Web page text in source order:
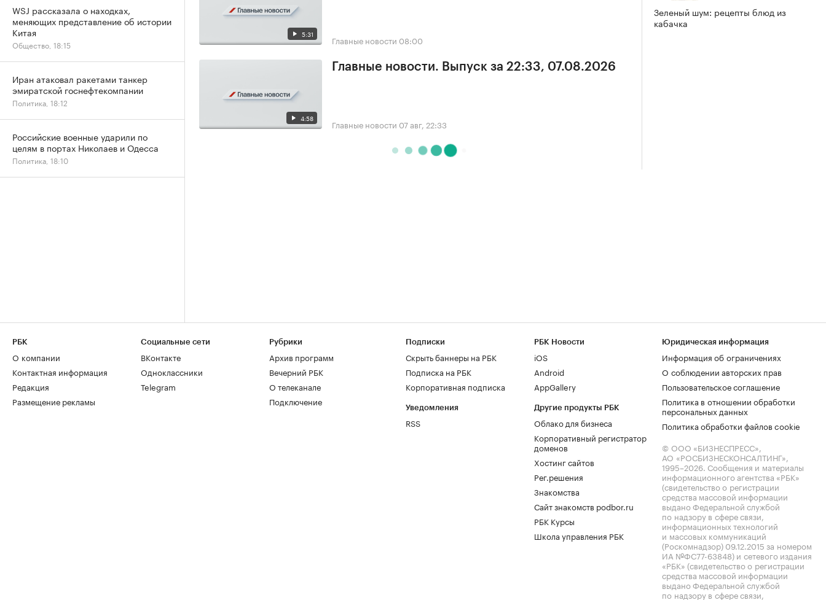
5:31 Главные новости 08:00
4:58
Главные новости. Выпуск за 22:33, 07.08.2026
Главные новости 07 авг, 22:33
Зеленый шум: рецепты блюд из
кабачка
WSJ рассказала о находках,
меняющих представление об истории
Китая
Общество, 18:15
Иран атаковал ракетами танкер
эмиратской госнефтекомпании
Политика, 18:12
Российские военные ударили по
целям в портах Николаев и Одесса
Политика, 18:10
РБК
О компании
Контактная информация
Редакция
Размещение рекламы
Социальные сети
ВКонтакте
Одноклассники
Telegram
Рубрики
Архив программ
Вечерний РБК
О телеканале
Подключение
Подписки
Скрыть баннеры на РБК
Подписка на РБК
Корпоративная подписка
Уведомления
RSS
РБК Новости
iOS
Android
AppGallery
Другие продукты РБК
Облако для бизнеса
Корпоративный регистратор
доменов
Хостинг сайтов
Рег.решения
Знакомства
Сайт знакомств podbor.ru
РБК Курсы
Школа управления РБК
Юридическая информация
Информация об ограничениях
О соблюдении авторских прав
Пользовательское соглашение
Политика в отношении обработки
персональных данных
Политика обработки файлов cookie
© ООО «БИЗНЕСПРЕСС»,
АО «РОСБИЗНЕСКОНСАЛТИНГ»,
1995–2026. Сообщения и материалы
информационного агентства «РБК»
(свидетельство о регистрации
средства массовой информации
выдано Федеральной службой
по надзору в сфере связи,
информационных технологий
и массовых коммуникаций
(Роскомнадзор) 09.12.2015 за номером
ИА №ФС77-63848) и сетевого издания
«РБК» (свидетельство о регистрации
средства массовой информации
выдано Федеральной службой
по надзору в сфере связи,